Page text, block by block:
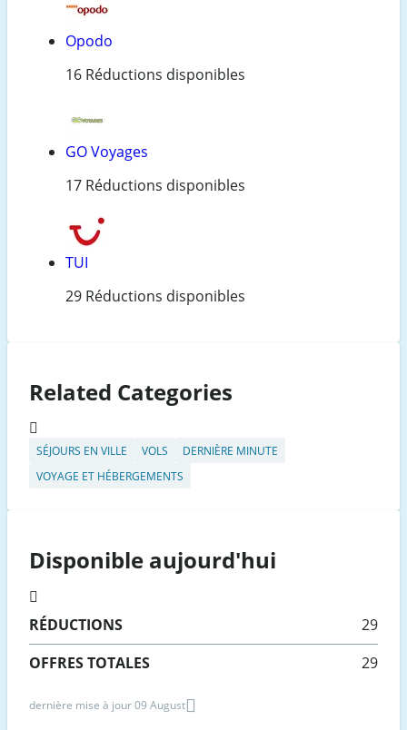
Opodo
16 Réductions disponibles
GO Voyages
17 Réductions disponibles
TUI
29 Réductions disponibles
Related Categories
SÉJOURS EN VILLE VOLS
DERNIÈRE MINUTE
VOYAGE ET HÉBERGEMENTS
Disponible aujourd'hui
RÉDUCTIONS
29
OFFRES TOTALES
29
dernière mise à jour 09 August